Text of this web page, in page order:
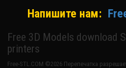
Напишите нам:
Free 3D Models download
printers
Free-STL.COM ©2026 Перепечатка